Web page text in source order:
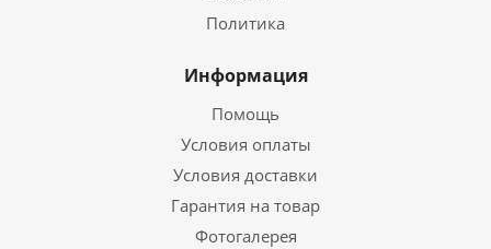
Политика
Информация
Помощь
Условия оплаты
Условия доставки
Гарантия на товар
Фотогалерея